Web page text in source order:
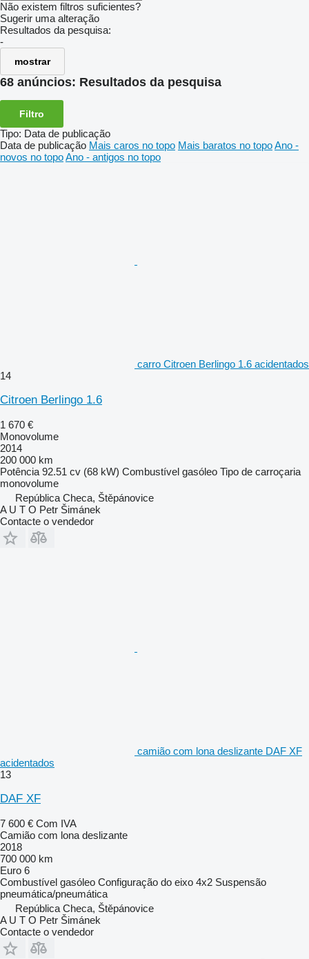
Não existem filtros suficientes?
Sugerir uma alteração
Resultados da pesquisa:
-
mostrar
68 anúncios: Resultados da pesquisa
Filtro
Tipo: Data de publicação
Data de publicação Mais caros no topo Mais baratos no topoAno -
novos no topoAno - antigos no topo
carro Citroen Berlingo 1.6 acidentados
14
Citroen Berlingo 1.6
1 670 €
Monovolume
2014
200 000 km
Potência 92.51 cv (68 kW) Combustível gasóleo Tipo de carroçaria
monovolume
República Checa, Štěpánovice
A U T O Petr Šimánek
Contacte o vendedor
camião com lona deslizante DAF XF
acidentados
13
DAF XF
7 600 € Com IVA
Camião com lona deslizante
2018
700 000 km
Euro 6
Combustível gasóleo Configuração do eixo 4x2 Suspensão
pneumática/pneumática
República Checa, Štěpánovice
A U T O Petr Šimánek
Contacte o vendedor